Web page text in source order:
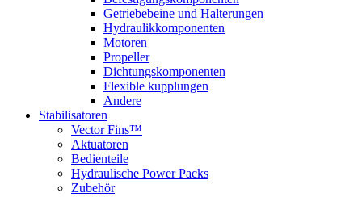
Getriebebeine und Halterungen
Hydraulikkomponenten
Motoren
Propeller
Dichtungskomponenten
Flexible kupplungen
Andere
Stabilisatoren
Vector Fins™
Aktuatoren
Bedienteile
Hydraulische Power Packs
Zubehör